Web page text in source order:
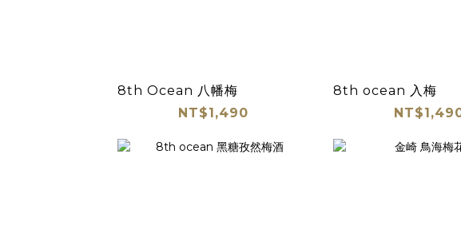
8th Ocean 八幡梅
NT$1,490
8th ocean 入梅